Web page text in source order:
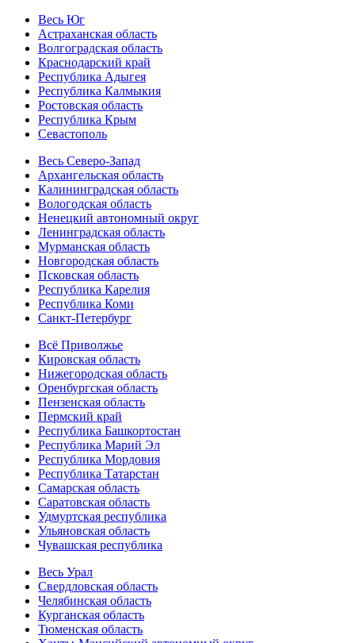
Весь Юг
Астраханская область
Волгоградская область
Краснодарский край
Республика Адыгея
Республика Калмыкия
Ростовская область
Республика Крым
Севастополь
Весь Северо-Запад
Архангельская область
Калининградская область
Вологодская область
Ненецкий автономный округ
Ленинградская область
Мурманская область
Новгородская область
Псковская область
Республика Карелия
Республика Коми
Санкт-Петербург
Всё Приволжье
Кировская область
Нижегородская область
Оренбургская область
Пензенская область
Пермский край
Республика Башкортостан
Республика Марий Эл
Республика Мордовия
Республика Татарстан
Самарская область
Саратовская область
Удмуртская республика
Ульяновская область
Чувашская республика
Весь Урал
Свердловская область
Челябинская область
Курганская область
Тюменская область